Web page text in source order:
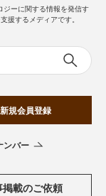
ジーに関する情報を発信す
援するメディアです。
新規会員登録
ンバー
掲載のご依頼